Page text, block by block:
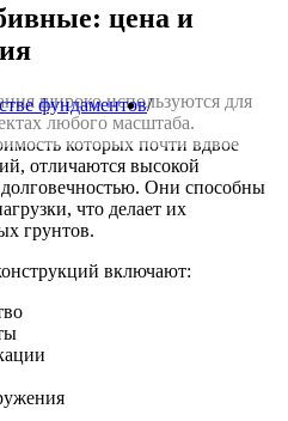
фундаментов/
цена и
широко используются для
любого масштаба.
которых почти вдвое
отличаются высокой
Они способны
что делает их
грунтов.
включают: